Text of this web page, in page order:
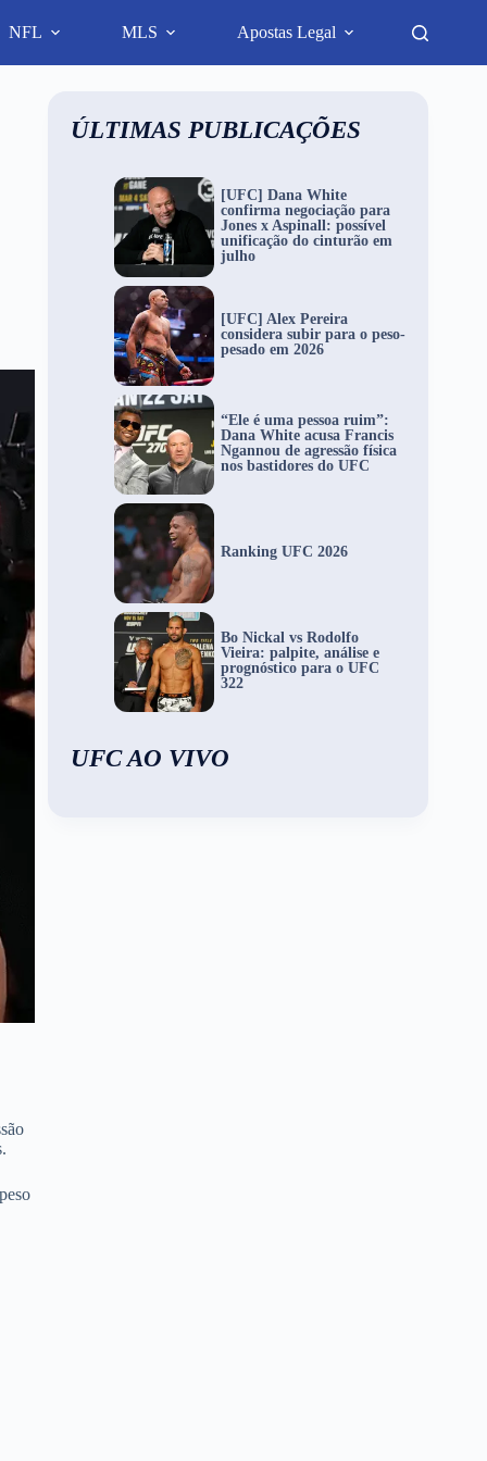
NFL MLS Apostas Legal
ÚLTIMAS PUBLICAÇÕES
[UFC] Dana White
confirma negociação para
Jones x Aspinall: possível
unificação do cinturão em
julho
[UFC] Alex Pereira
considera subir para o peso-
pesado em 2026
“Ele é uma pessoa ruim”:
Dana White acusa Francis
Ngannou de agressão física
nos bastidores do UFC
Ranking UFC 2026
Bo Nickal vs Rodolfo
Vieira: palpite, análise e
prognóstico para o UFC
322
UFC AO VIVO